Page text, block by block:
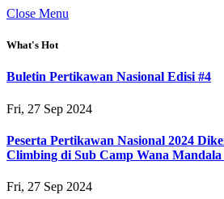
Close Menu
What's Hot
Buletin Pertikawan Nasional Edisi #4
Fri, 27 Sep 2024
Peserta Pertikawan Nasional 2024
Climbing di Sub Camp Wana
Fri, 27 Sep 2024